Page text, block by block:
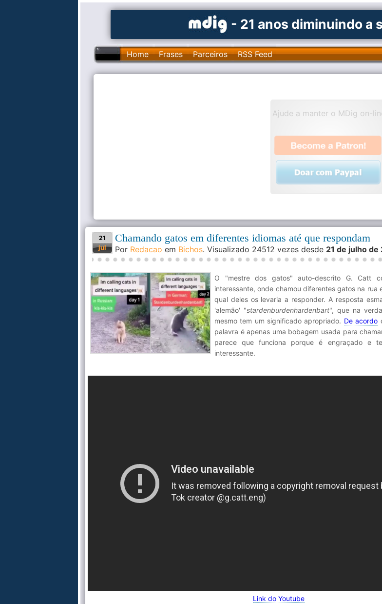
- 21 anos diminuindo a
Home Frases Parceiros RSS Feed
Ajude a manter o MDig on-
21
jul
Chamando gatos em diferentes idiomas até que respondam
Por Redacao em Bichos. Visualizado 24512 vezes desde 21 de julho de
O "mestre dos gatos" auto-descrito G. Catt
interessante, onde chamou diferentes gatos na rua
qual deles os levaria a responder. A resposta
'alemão' "stardenburdenhardenbart", que na
mesmo tem um significado apropriado. De acordo
palavra é apenas uma bobagem usada para
parece que funciona porque é engraçado e
interessante.
Link do Youtube